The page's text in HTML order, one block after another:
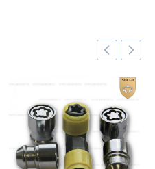
Быстрый просмотр